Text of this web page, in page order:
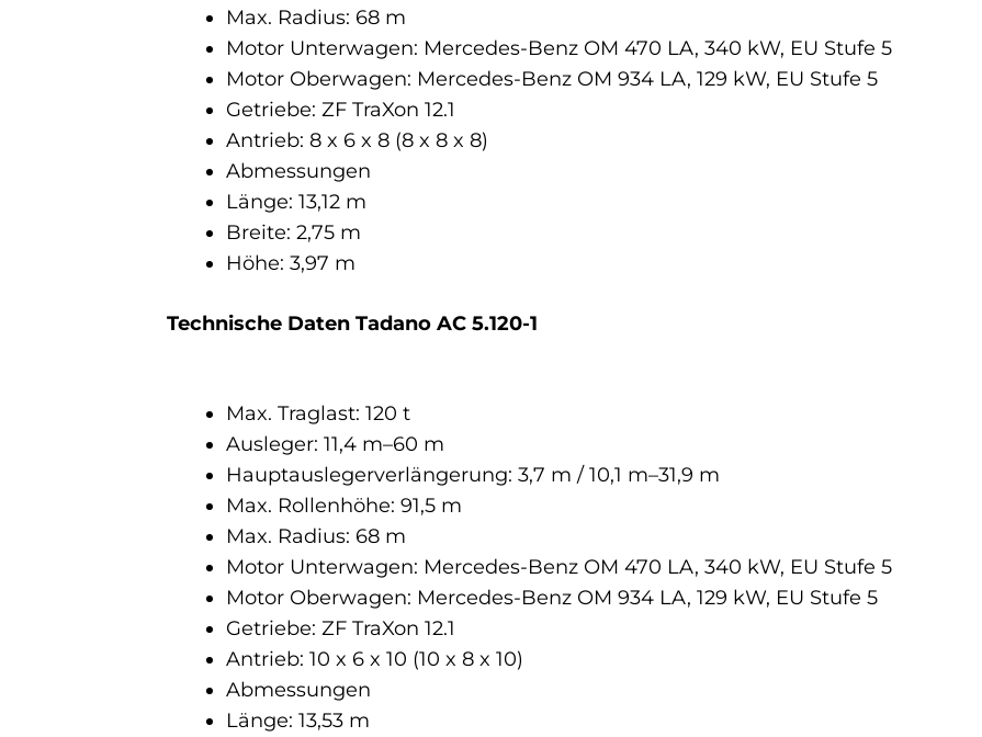
Max. Radius: 68 m
Motor Unterwagen: Mercedes-Benz OM 470 LA, 340 kW, EU Stufe 5
Motor Oberwagen: Mercedes-Benz OM 934 LA, 129 kW, EU Stufe 5
Getriebe: ZF TraXon 12.1
Antrieb: 8 x 6 x 8 (8 x 8 x 8)
Abmessungen
Länge: 13,12 m
Breite: 2,75 m
Höhe: 3,97 m
Technische Daten Tadano AC 5.120-1
Max. Traglast: 120 t
Ausleger: 11,4 m–60 m
Hauptauslegerverlängerung: 3,7 m / 10,1 m–31,9 m
Max. Rollenhöhe: 91,5 m
Max. Radius: 68 m
Motor Unterwagen: Mercedes-Benz OM 470 LA, 340 kW, EU Stufe 5
Motor Oberwagen: Mercedes-Benz OM 934 LA, 129 kW, EU Stufe 5
Getriebe: ZF TraXon 12.1
Antrieb: 10 x 6 x 10 (10 x 8 x 10)
Abmessungen
Länge: 13,53 m